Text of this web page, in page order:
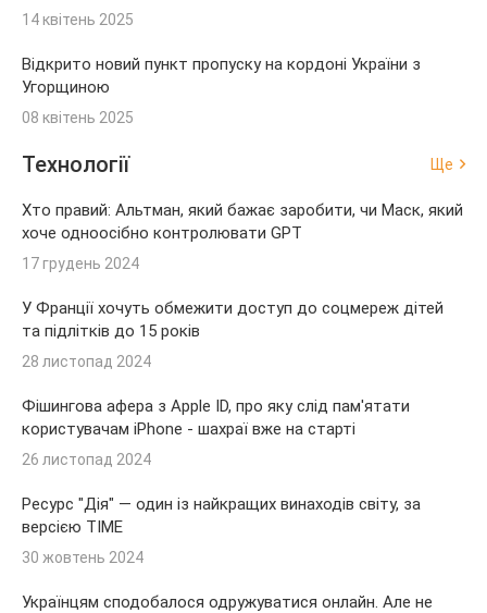
14 квітень 2025
Відкрито новий пункт пропуску на кордоні України з
Угорщиною
08 квітень 2025
Технології Ще
Хто правий: Альтман, який бажає заробити, чи Маск, який
хоче одноосібно контролювати GPT
17 грудень 2024
У Франції хочуть обмежити доступ до соцмереж дітей
та підлітків до 15 років
28 листопад 2024
Фішингова афера з Apple ID, про яку слід пам'ятати
користувачам iPhone - шахраї вже на старті
26 листопад 2024
Ресурс "Дія" — один із найкращих винаходів світу, за
версією TIME
30 жовтень 2024
Українцям сподобалося одружуватися онлайн. Але не